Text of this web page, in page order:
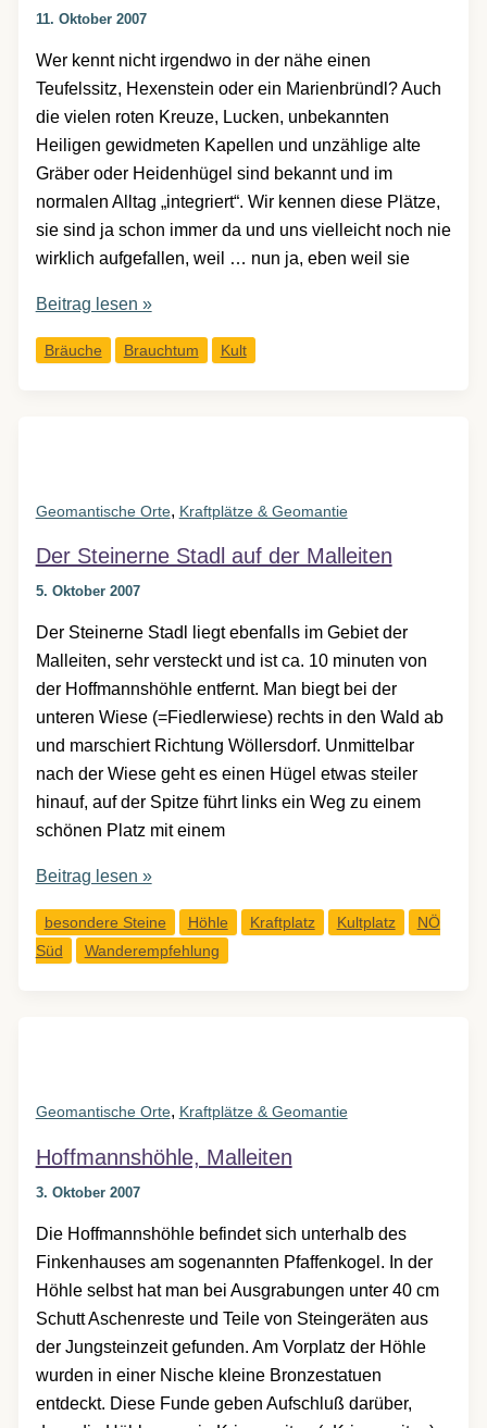
11. Oktober 2007
Wer kennt nicht irgendwo in der nähe einen
Teufelssitz, Hexenstein oder ein Marienbründl? Auch
die vielen roten Kreuze, Lucken, unbekannten
Heiligen gewidmeten Kapellen und unzählige alte
Gräber oder Heidenhügel sind bekannt und im
normalen Alltag „integriert“. Wir kennen diese Plätze,
sie sind ja schon immer da und uns vielleicht noch nie
wirklich aufgefallen, weil … nun ja, eben weil sie
Kirchen
Kreuze
Beitrag lesen »
Bräuche Brauchtum Kult
Geomantische Orte, Kraftplätze & Geomantie
Der Steinerne Stadl auf der Malleiten
5. Oktober 2007
Der Steinerne Stadl liegt ebenfalls im Gebiet der
Malleiten, sehr versteckt und ist ca. 10 minuten von
der Hoffmannshöhle entfernt. Man biegt bei der
unteren Wiese (=Fiedlerwiese) rechts in den Wald ab
und marschiert Richtung Wöllersdorf. Unmittelbar
nach der Wiese geht es einen Hügel etwas steiler
hinauf, auf der Spitze führt links ein Weg zu einem
schönen Platz mit einem
Der
Stadl
auf
Beitrag lesen »
besondere Steine Höhle Kraftplatz Kultplatz
NÖ
Süd
Wanderempfehlung
Geomantische Orte, Kraftplätze & Geomantie
Hoffmannshöhle, Malleiten
3. Oktober 2007
Die Hoffmannshöhle befindet sich unterhalb des
Finkenhauses am sogenannten Pfaffenkogel. In der
Höhle selbst hat man bei Ausgrabungen unter 40 cm
Schutt Aschenreste und Teile von Steingeräten aus
der Jungsteinzeit gefunden. Am Vorplatz der Höhle
wurden in einer Nische kleine Bronzestatuen
entdeckt. Diese Funde geben Aufschluß darüber,